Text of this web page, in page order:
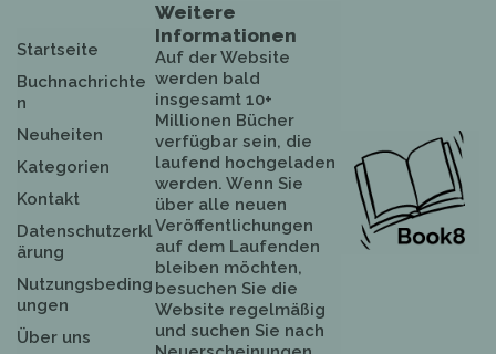
Startseite
Buchnachrichte
n
Neuheiten
Kategorien
Kontakt
Datenschutzerkl
ärung
Nutzungsbeding
ungen
Über uns
Weitere
Informationen
Auf der Website
werden bald
insgesamt 10+
Millionen Bücher
verfügbar sein, die
laufend hochgeladen
werden. Wenn Sie
über alle neuen
Veröffentlichungen
auf dem Laufenden
bleiben möchten,
besuchen Sie die
Website regelmäßig
und suchen Sie nach